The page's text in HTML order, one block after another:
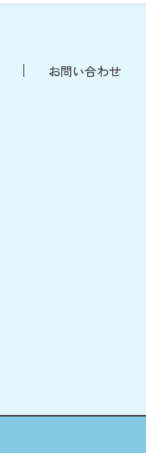
お問い合わせ